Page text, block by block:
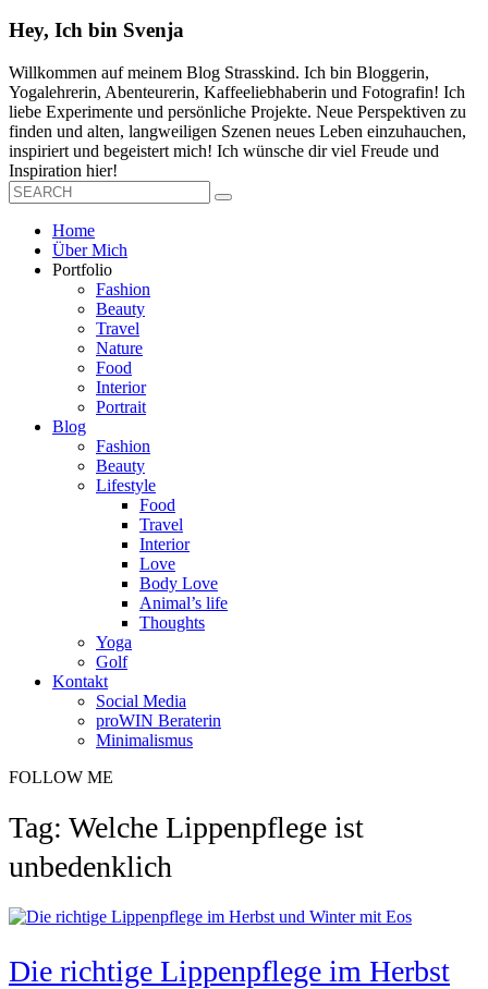
Hey, Ich bin Svenja
Willkommen auf meinem Blog Strasskind. Ich bin Bloggerin,
Yogalehrerin, Abenteurerin, Kaffeeliebhaberin und Fotografin! Ich
liebe Experimente und persönliche Projekte. Neue Perspektiven zu
finden und alten, langweiligen Szenen neues Leben einzuhauchen,
inspiriert und begeistert mich! Ich wünsche dir viel Freude und
Inspiration hier!
Home
Über Mich
Portfolio
Fashion
Beauty
Travel
Nature
Food
Interior
Portrait
Blog
Fashion
Beauty
Lifestyle
Food
Travel
Interior
Love
Body Love
Animal’s life
Thoughts
Yoga
Golf
Kontakt
Social Media
proWIN Beraterin
Minimalismus
FOLLOW ME
Tag: Welche Lippenpflege ist
unbedenklich
Die richtige Lippenpflege im Herbst